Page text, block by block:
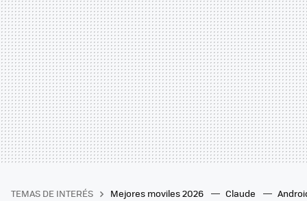
TEMAS DE INTERÉS Mejores moviles 2026 Claude